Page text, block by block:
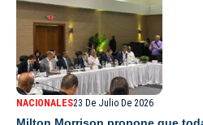
NACIONALES23 De Julio De 2026
Milton Morrison propone que